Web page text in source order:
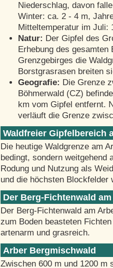
Niederschlag, davon
Winter: ca. 2 - 4 m,
Mitteltemperatur im Juli:
Natur: Der Gipfel des
Erhebung des
Grenzgebirges die
Borstgrasrasen breiten
Geografie: Die Grenze
Böhmerwald (CZ)
km vom Gipfel entfernt.
verläuft die Grenze
Waldfreier Gipfelbereich
Die heutige Waldgrenze am
bedingt, sondern weitgehend
Rodung und Nutzung als
und die höchsten
Der Berg-Fichtenwald
Der Berg-Fichtenwald am
zum Boden beasteten
artenarm und grasreich.
Arber Bergmischwald
Zwischen 600 m und 1200 m